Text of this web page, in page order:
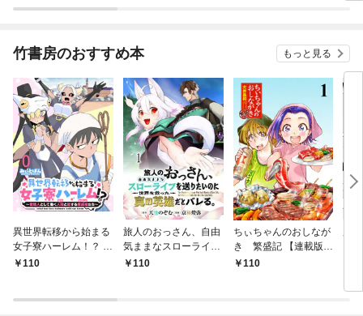
竹書房のおすすめ本 もっと見る
異世界転移から始まる
女子寮ハーレム！？ ～
管理人として働く人間
110
旅人のおっさん、自由
気ままなスローライフ
を送りたいのに世界を
110
ちぃちゃんのおしなが
き 繁盛記 【連載版】
１110